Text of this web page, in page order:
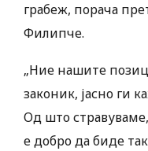
грабеж, порача
Филипче.
„Ние нашите
законик, јасно ги
Од што
е добро да биде